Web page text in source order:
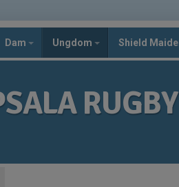
Dam Ungdom Shield
RUGBY